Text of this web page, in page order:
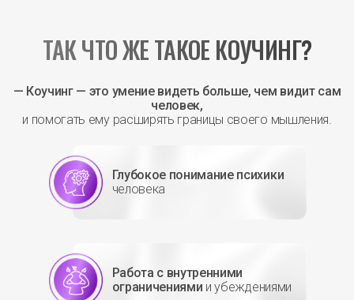
ТАК ЧТО ЖЕ ТАКОЕ КОУЧИНГ?
— Коучинг — это умение видеть больше, чем видит сам
человек,
и помогать ему расширять границы своего мышления.
Глубокое понимание психики
человека
Работа с внутренними
ограничениями и убеждениями